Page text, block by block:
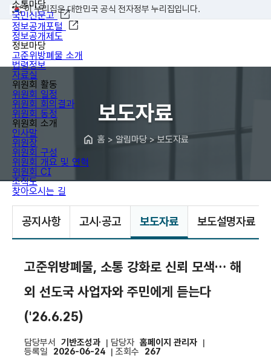
이 누리집은 대한민국 공식 전자정부 누리집입니다.
소통마당
국민신문고
정보공개포털
정보공개제도
정보마당
고준위방폐물 소개
법령정보
자료실
위원회 활동
위원회 일정
위원회 회의결과
위원회 동정
위원회 소개
인사말
위원장
위원회 구성
위원회 개요 및 연혁
위원회 CI
조직도
찾아오시는 길
보도자료
홈 > 알림마당 > 보도자료
공지사항 고시·공고 보도자료 보도설명자료
고준위방폐물, 소통 강화로 신뢰 모색… 해
외 선도국 사업자와 주민에게 듣는다
('26.6.25)
담당부서 기반조성과 담당자 홈페이지 관리자
등록일 2026-06-24 조회수 267